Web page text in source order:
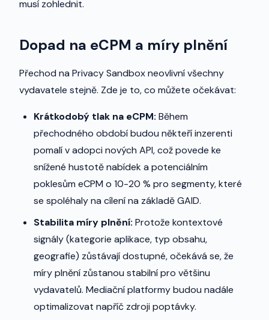
musí zohlednit.
Dopad na eCPM a míry plnění
Přechod na Privacy Sandbox neovlivní všechny
vydavatele stejně. Zde je to, co můžete očekávat:
Krátkodobý tlak na eCPM: Během
přechodného období budou někteří inzerenti
pomalí v adopci nových API, což povede ke
snížené hustotě nabídek a potenciálním
poklesům eCPM o 10-20 % pro segmenty, které
se spoléhaly na cílení na základě GAID.
Stabilita míry plnění: Protože kontextové
signály (kategorie aplikace, typ obsahu,
geografie) zůstávají dostupné, očekává se, že
míry plnění zůstanou stabilní pro většinu
vydavatelů. Mediační platformy budou nadále
optimalizovat napříč zdroji poptávky.